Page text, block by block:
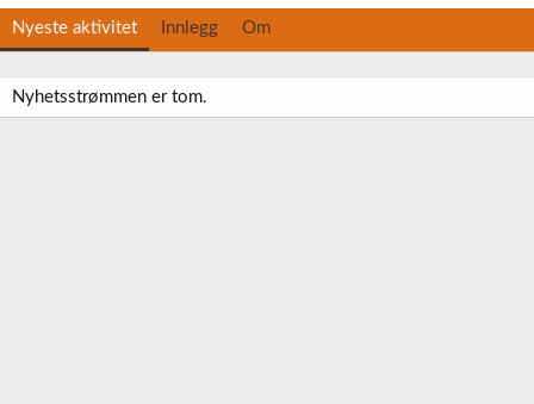
Nyeste aktivitet Innlegg Om
Nyhetsstrømmen er tom.